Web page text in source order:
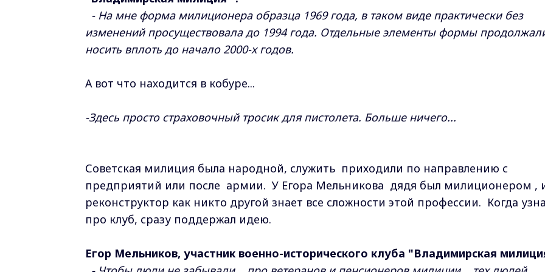
- На мне форма милиционера образца 1969 года, в таком виде практически без
изменений просуществовала до 1994 года. Отдельные элементы формы
носить вплоть до начало 2000-х годов.
А вот что находится в кобуре...
-Здесь просто страховочный тросик для пистолета. Больше ничего...
Советская милиция была народной, служить приходили по направлению с
предприятий или после армии. У Егора Мельникова дядя был милиционером ,
реконструктор как никто другой знает все сложности этой профессии. Когда
про клуб, сразу поддержал идею.
Егор Мельников, участник военно-исторического клуба "Владимирская